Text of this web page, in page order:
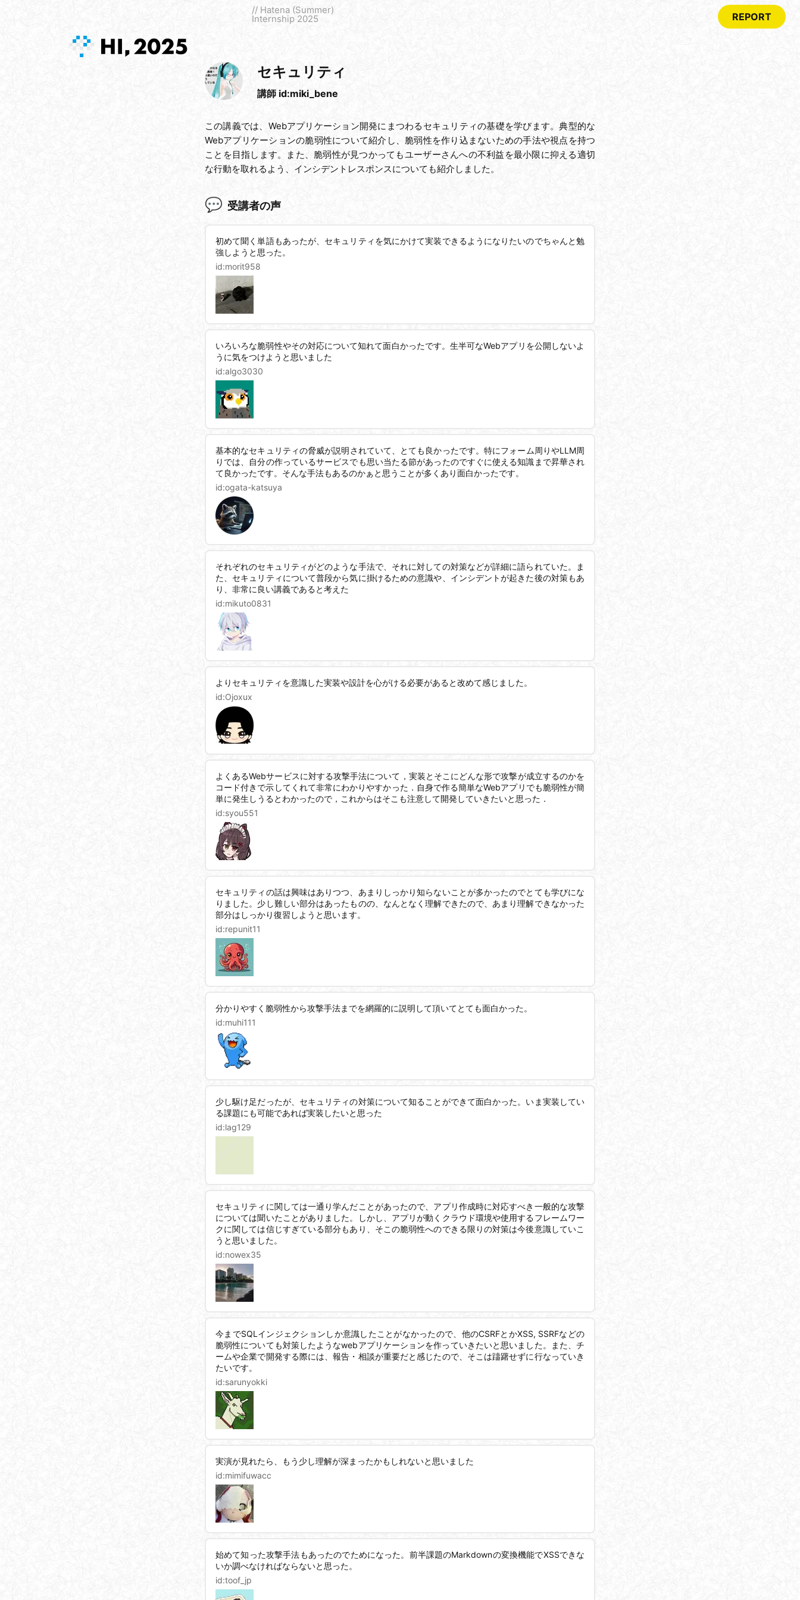
// Hatena (Summer)
Internship 2025 REPORT
セキュリティ
講師 id:miki_bene
この講義では、Webアプリケーション開発にまつわるセキュリティの基礎を学びます。典型的な
Webアプリケーションの脆弱性について紹介し、脆弱性を作り込まないための手法や視点を持つ
ことを目指します。また、脆弱性が見つかってもユーザーさんへの不利益を最小限に抑える適切
な行動を取れるよう、インシデントレスポンスについても紹介しました。
受講者の声
初めて聞く単語もあったが、セキュリティを気にかけて実装できるようになりたいのでちゃんと勉
強しようと思った。
id:morit958
いろいろな脆弱性やその対応について知れて面白かったです。生半可なWebアプリを公開しないよ
うに気をつけようと思いました
id:algo3030
基本的なセキュリティの脅威が説明されていて、とても良かったです。特にフォーム周りやLLM周
りでは、自分の作っているサービスでも思い当たる節があったのですぐに使える知識まで昇華され
て良かったです。そんな手法もあるのかぁと思うことが多くあり面白かったです。
id:ogata-katsuya
それぞれのセキュリティがどのような手法で、それに対しての対策などが詳細に語られていた。ま
た、セキュリティについて普段から気に掛けるための意識や、インシデントが起きた後の対策もあ
り、非常に良い講義であると考えた
id:mikuto0831
よりセキュリティを意識した実装や設計を心がける必要があると改めて感じました。
id:Ojoxux
よくあるWebサービスに対する攻撃手法について，実装とそこにどんな形で攻撃が成立するのかを
コード付きで示してくれて非常にわかりやすかった．自身で作る簡単なWebアプリでも脆弱性が簡
単に発生しうるとわかったので，これからはそこも注意して開発していきたいと思った．
id:syou551
セキュリティの話は興味はありつつ、あまりしっかり知らないことが多かったのでとても学びにな
りました。少し難しい部分はあったものの、なんとなく理解できたので、あまり理解できなかった
部分はしっかり復習しようと思います。
id:repunit11
分かりやすく脆弱性から攻撃手法までを網羅的に説明して頂いてとても面白かった。
id:muhi111
少し駆け足だったが、セキュリティの対策について知ることができて面白かった。いま実装してい
る課題にも可能であれば実装したいと思った
id:lag129
セキュリティに関しては一通り学んだことがあったので、アプリ作成時に対応すべき一般的な攻撃
については聞いたことがありました。しかし、アプリが動くクラウド環境や使用するフレームワー
クに関しては信じすぎている部分もあり、そこの脆弱性へのできる限りの対策は今後意識していこ
うと思いました。
id:nowex35
今までSQLインジェクションしか意識したことがなかったので、他のCSRFとかXSS, SSRFなどの
脆弱性についても対策したようなwebアプリケーションを作っていきたいと思いました。また、チ
ームや企業で開発する際には、報告・相談が重要だと感じたので、そこは躊躇せずに行なっていき
たいです。
id:sarunyokki
実演が見れたら、もう少し理解が深まったかもしれないと思いました
id:mimifuwacc
始めて知った攻撃手法もあったのでためになった。前半課題のMarkdownの変換機能でXSSできな
いか調べなければならないと思った。
id:toof_jp